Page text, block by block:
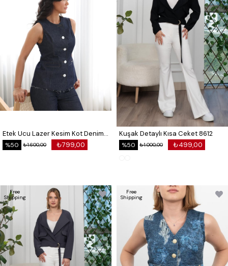
Etek Ucu Lazer Kesim Kot Denim Yelek 9125
₺799,00
₺1.600,00
%50
Kuşak Detaylı Kısa Ceket 8612
₺499,00
₺1.000,00
%50
Free
Shipping
Free
Shipping